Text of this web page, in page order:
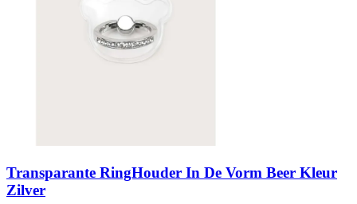
Transparante RingHouder In De Vorm Beer Kleur
Zilver